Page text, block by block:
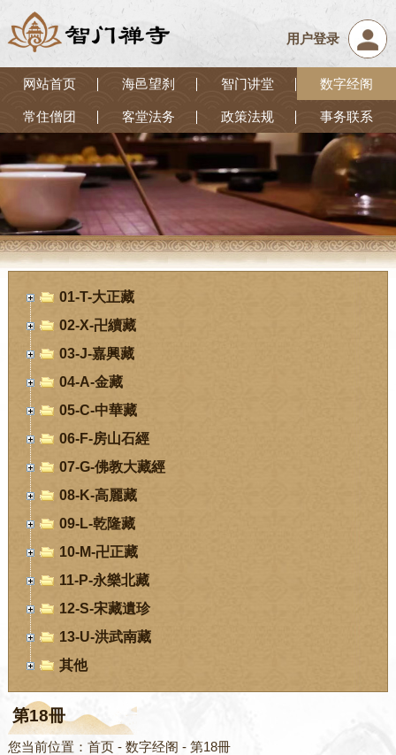
用户登录
网站首页 海邑望刹 智门讲堂 数字经阁
常住僧团 客堂法务 政策法规 事务联系
01-T-大正藏
02-X-卍續藏
03-J-嘉興藏
04-A-金藏
05-C-中華藏
06-F-房山石經
07-G-佛教大藏經
08-K-高麗藏
09-L-乾隆藏
10-M-卍正藏
11-P-永樂北藏
12-S-宋藏遺珍
13-U-洪武南藏
其他
第18冊
您当前位置： 首页- 数字经阁 - 第18冊